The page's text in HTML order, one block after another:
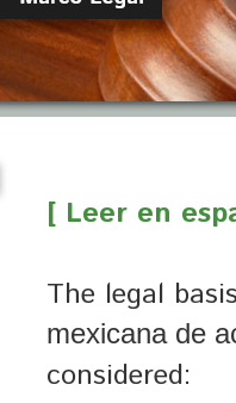
[ Leer en
The legal
mexicana de
considered: